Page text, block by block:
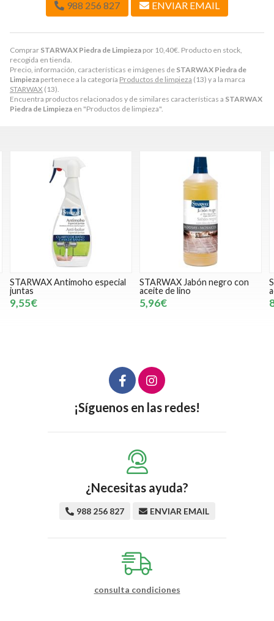
Comprar STARWAX Piedra de Limpieza por 10,40€. Producto en stock,
recogida en tienda.
Precio, información, características e imágenes de STARWAX Piedra de
Limpieza pertenece a la categoría Productos de limpieza (13) y a la marca
STARWAX (13).
Encuentra productos relacionados y de similares características a STARWAX
Piedra de Limpieza en "Productos de limpieza".
988 256 827 ENVIAR EMAIL
STARWAX Antimoho especial
juntas
9,55€
STARWAX Jabón negro con
aceite de lino
5,96€
¡Síguenos en las redes!
¿Necesitas ayuda?
988 256 827 ENVIAR EMAIL
consulta condiciones